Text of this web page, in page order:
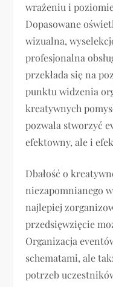
wrażeniu i
Dopasowane
wizualna,
profesjonalna
przekłada się na
punktu widzenia
kreatywnych
pozwala stworzyć
efektowny, ale i
Dbałość o
niezapomnianego
najlepiej
przedsięwzięcie
Organizacja
schematami, ale
potrzeb